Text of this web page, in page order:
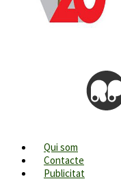
Qui som
Contacte
Publicitat